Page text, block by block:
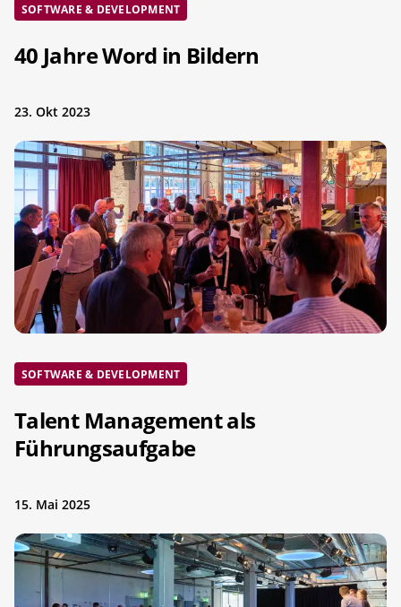
SOFTWARE & DEVELOPMENT
40 Jahre Word in Bildern
23. Okt 2023
SOFTWARE & DEVELOPMENT
Talent Management als
Führungsaufgabe
15. Mai 2025